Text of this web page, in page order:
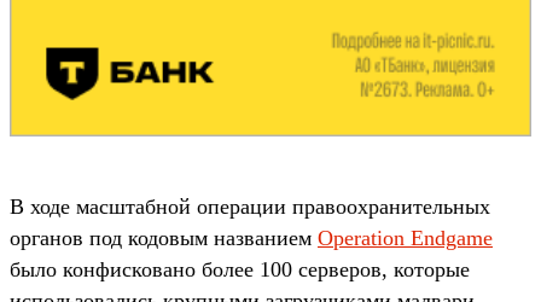
В ходе масштабной операции правоохранительных
органов под кодовым названием Operation Endgame
было конфисковано более 100 серверов, которые